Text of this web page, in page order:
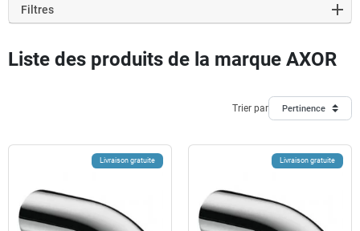
Filtres
Liste des produits de la marque AXOR
Trier par Pertinence
Livraison gratuite Livraison gratuite